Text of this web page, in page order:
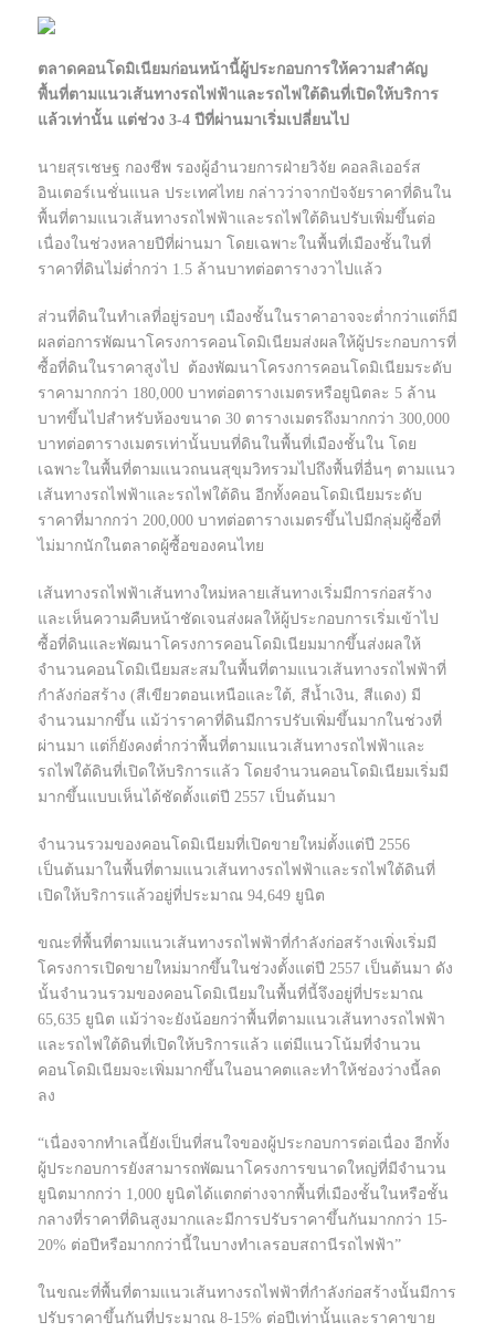
ตลาดคอนโดมิเนียมก่อนหน้านี้ผู้ประกอบการให้ความสำคัญ
พื้นที่ตามแนวเส้นทางรถไฟฟ้าและรถไฟใต้ดินที่เปิดให้บริการ
แล้วเท่านั้น แต่ช่วง 3-4 ปีที่ผ่านมาเริ่มเปลี่ยนไป
นายสุรเชษฐ กองชีพ รองผู้อำนวยการฝ่ายวิจัย คอลลิเออร์ส
อินเตอร์เนชั่นแนล ประเทศไทย กล่าวว่าจากปัจจัยราคาที่ดินใน
พื้นที่ตามแนวเส้นทางรถไฟฟ้าและรถไฟใต้ดินปรับเพิ่มขึ้นต่อ
เนื่องในช่วงหลายปีที่ผ่านมา โดยเฉพาะในพื้นที่เมืองชั้นในที่
ราคาที่ดินไม่ต่ำกว่า 1.5 ล้านบาทต่อตารางวาไปแล้ว
ส่วนที่ดินในทำเลที่อยู่รอบๆ เมืองชั้นในราคาอาจจะต่ำกว่าแต่ก็มี
ผลต่อการพัฒนาโครงการคอนโดมิเนียมส่งผลให้ผู้ประกอบการที่
ซื้อที่ดินในราคาสูงไป ต้องพัฒนาโครงการคอนโดมิเนียมระดับ
ราคามากกว่า 180,000 บาทต่อตารางเมตรหรือยูนิตละ 5 ล้าน
บาทขึ้นไปสำหรับห้องขนาด 30 ตารางเมตรถึงมากกว่า 300,000
บาทต่อตารางเมตรเท่านั้นบนที่ดินในพื้นที่เมืองชั้นใน โดย
เฉพาะในพื้นที่ตามแนวถนนสุขุมวิทรวมไปถึงพื้นที่อื่นๆ ตามแนว
เส้นทางรถไฟฟ้าและรถไฟใต้ดิน อีกทั้งคอนโดมิเนียมระดับ
ราคาที่มากกว่า 200,000 บาทต่อตารางเมตรขึ้นไปมีกลุ่มผู้ซื้อที่
ไม่มากนักในตลาดผู้ซื้อของคนไทย
เส้นทางรถไฟฟ้าเส้นทางใหม่หลายเส้นทางเริ่มมีการก่อสร้าง
และเห็นความคืบหน้าชัดเจนส่งผลให้ผู้ประกอบการเริ่มเข้าไป
ซื้อที่ดินและพัฒนาโครงการคอนโดมิเนียมมากขึ้นส่งผลให้
จำนวนคอนโดมิเนียมสะสมในพื้นที่ตามแนวเส้นทางรถไฟฟ้าที่
กำลังก่อสร้าง (สีเขียวตอนเหนือและใต้, สีน้ำเงิน, สีแดง) มี
จำนวนมากขึ้น แม้ว่าราคาที่ดินมีการปรับเพิ่มขึ้นมากในช่วงที่
ผ่านมา แต่ก็ยังคงต่ำกว่าพื้นที่ตามแนวเส้นทางรถไฟฟ้าและ
รถไฟใต้ดินที่เปิดให้บริการแล้ว โดยจำนวนคอนโดมิเนียมเริ่มมี
มากขึ้นแบบเห็นได้ชัดตั้งแต่ปี 2557 เป็นต้นมา
จำนวนรวมของคอนโดมิเนียมที่เปิดขายใหม่ตั้งแต่ปี 2556
เป็นต้นมาในพื้นที่ตามแนวเส้นทางรถไฟฟ้าและรถไฟใต้ดินที่
เปิดให้บริการแล้วอยู่ที่ประมาณ 94,649 ยูนิต
ขณะที่พื้นที่ตามแนวเส้นทางรถไฟฟ้าที่กำลังก่อสร้างเพิ่งเริ่มมี
โครงการเปิดขายใหม่มากขึ้นในช่วงตั้งแต่ปี 2557 เป็นต้นมา ดัง
นั้นจำนวนรวมของคอนโดมิเนียมในพื้นที่นี้จึงอยู่ที่ประมาณ
65,635 ยูนิต แม้ว่าจะยังน้อยกว่าพื้นที่ตามแนวเส้นทางรถไฟฟ้า
และรถไฟใต้ดินที่เปิดให้บริการแล้ว แต่มีแนวโน้มที่จำนวน
คอนโดมิเนียมจะเพิ่มมากขึ้นในอนาคตและทำให้ช่องว่างนี้ลด
ลง
“เนื่องจากทำเลนี้ยังเป็นที่สนใจของผู้ประกอบการต่อเนื่อง อีกทั้ง
ผู้ประกอบการยังสามารถพัฒนาโครงการขนาดใหญ่ที่มีจำนวน
ยูนิตมากกว่า 1,000 ยูนิตได้แตกต่างจากพื้นที่เมืองชั้นในหรือชั้น
กลางที่ราคาที่ดินสูงมากและมีการปรับราคาขึ้นกันมากกว่า 15-
20% ต่อปีหรือมากกว่านี้ในบางทำเลรอบสถานีรถไฟฟ้า”
ในขณะที่พื้นที่ตามแนวเส้นทางรถไฟฟ้าที่กำลังก่อสร้างนั้นมีการ
ปรับราคาขึ้นกันที่ประมาณ 8-15% ต่อปีเท่านั้นและราคาขาย